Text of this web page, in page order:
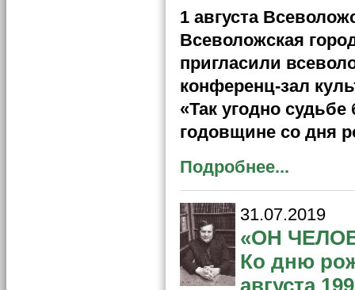
1 августа
Всеволожская
пригласили
конференц-зал
«Так угодно
годовщине со дня
Подробнее...
31.07.2019
«ОН
Ко дню
августа